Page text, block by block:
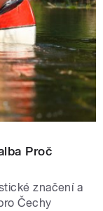
Proč
značení a
Čechy